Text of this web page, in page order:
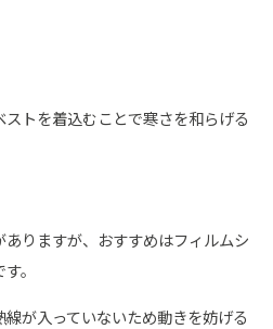
トを着込むことで寒さを和らげる
りますが、おすすめはフィルムシ
。
が入っていないため動きを妨げる